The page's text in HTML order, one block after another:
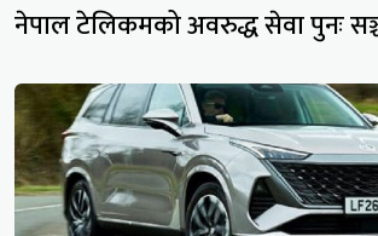
नेपाल टेलिकमको अवरुद्ध सेवा पुनः